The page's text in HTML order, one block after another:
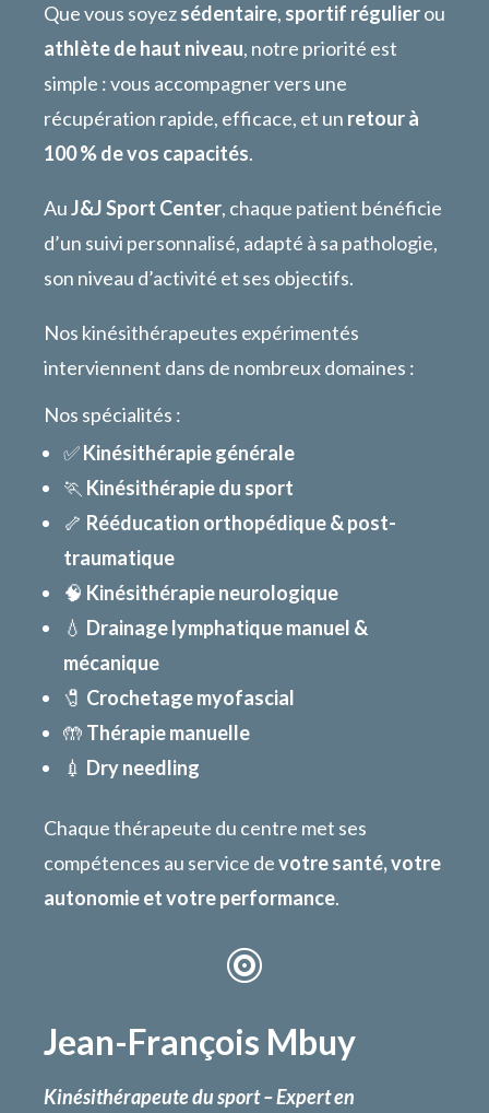
Que vous soyezsédentaire, sportif régulierou
athlète de haut niveau, notre priorité est
simple : vous accompagner vers une
récupération rapide, efficace, et un retour à
100 % de vos capacités.
AuJ&J Sport Center, chaque patient bénéficie
d’un suivi personnalisé, adapté à sa pathologie,
son niveau d’activité et ses objectifs.
Nos kinésithérapeutes expérimentés
interviennent dans de nombreux domaines :
Nos spécialités :
✅Kinésithérapie générale
🏃 Kinésithérapie du sport
🦴 Rééducation orthopédique & post-
traumatique
🧠 Kinésithérapie neurologique
💧 Drainage lymphatique manuel &
mécanique
🧷 Crochetage myofascial
🤲 Thérapie manuelle
💉 Dry needling
Chaque thérapeute du centre met ses
compétences au service devotre santé, votre
autonomie et votre performance.

Jean-François Mbuy
Kinésithérapeute du sport – Expert en